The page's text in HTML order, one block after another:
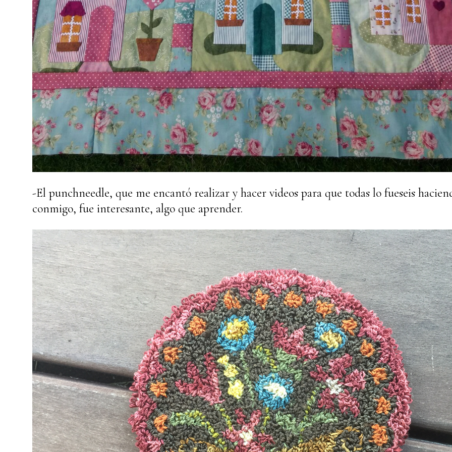
-El punchneedle, que me encantó realizar y hacer videos para que todas lo fueseis
conmigo, fue interesante, algo que aprender.